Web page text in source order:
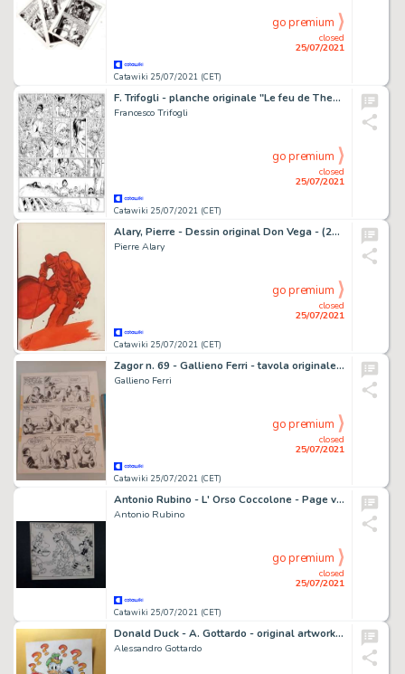
Catawiki 25/07/2021 (CET)
closed
25/07/2021
go premium
F. Trifogli - planche originale "Le feu de Thesee - Vaincre" - Page volante - Exemplaire unique
Francesco Trifogli
Catawiki 25/07/2021 (CET)
closed
25/07/2021
go premium
Alary, Pierre - Dessin original Don Vega - (2021)
Pierre Alary
Catawiki 25/07/2021 (CET)
closed
25/07/2021
go premium
Zagor n. 69 - Gallieno Ferri - tavola originale "Ombre" - Page volante - (1966)
Gallieno Ferri
Catawiki 25/07/2021 (CET)
closed
25/07/2021
go premium
Antonio Rubino - L' Orso Coccolone - Page volante - EO
Antonio Rubino
Catawiki 25/07/2021 (CET)
closed
25/07/2021
go premium
Donald Duck - A. Gottardo - original artwork â€œChi, noi?!â€ - Page volante - Exemplaire unique - (2020)
Alessandro Gottardo